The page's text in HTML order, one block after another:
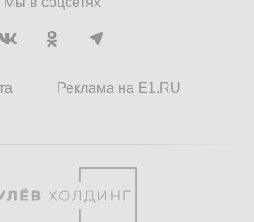
Реклама на E1.RU